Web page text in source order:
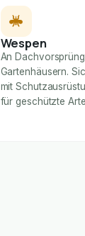
Wespen
An
Gartenhäusern.
mit
für geschützte